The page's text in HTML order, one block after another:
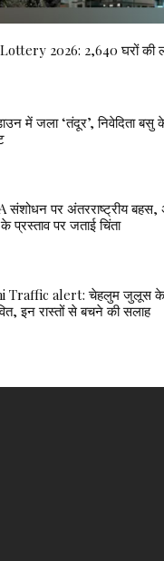
2026: 2,640 घरों की
में जला ‘तंदूर’, निवेदिता
संशोधन पर अंतरराष्ट्रीय बहस,
प्रस्ताव पर जताई चिंता
Traffic alert: चेहलुम जुलूस के
इन रास्तों से बचने की सलाह